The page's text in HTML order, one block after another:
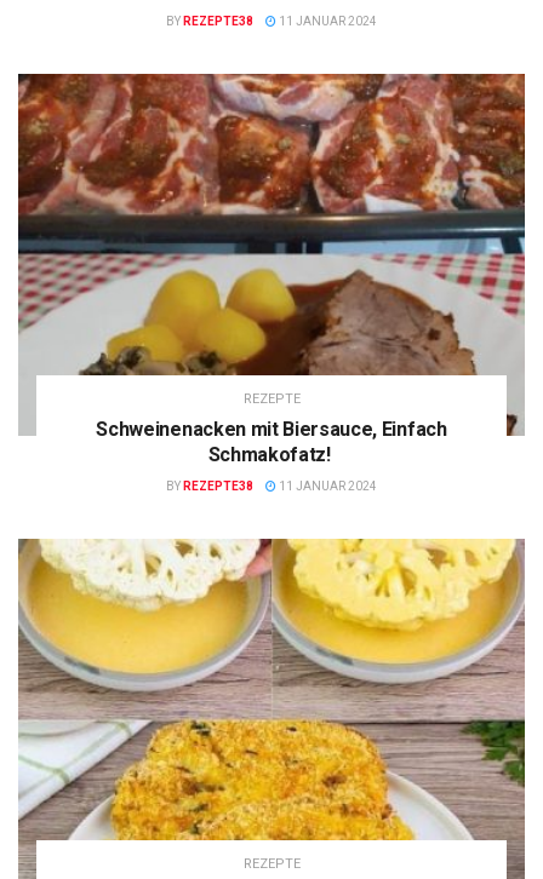
BY REZEPTE38 11 JANUAR 2024
REZEPTE
Schweinenacken mit Biersauce, Einfach
Schmakofatz!
BY REZEPTE38 11 JANUAR 2024
REZEPTE